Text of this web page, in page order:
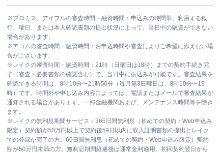
※プロミス、アイフルの審査時間・融資時間：申込みの時間帯、利用する銀
行、曜日、または本人確認書類の提出状況によって、当日中の融資ができない
場合があります。
※アコムの審査時間・融資時間：お申込時間や審査によりご希望に添えない場
合がございます。
※ レイクの審査時間・融資時間：21時（日曜日は18時）までの契約手続き完
了（審査・必要書類の確認含む）で、当日中に振込みが可能です。審査結果を
確認できる時間は、8時10分〜21時50分（毎月第3日曜日は、8時10分〜19
時）です。時間外や申し込み内容によっては、電話またはメールで審査結果が
通知される場合があります。一部金融機関および、メンテナンス時間等を除き
ます。
※ レイクの無利息期間サービス：365日間無利息（初めての契約・Web申込み
限定）契約額が50万円以上で契約後59日以内に収入証明書類の提出とレイク
での登録が完了の方。60日間無利息（初めての契約・Web申込み限定）契約
額が50万円未満の方。無利息期間経過後は通常金利適用。初回契約翌日から